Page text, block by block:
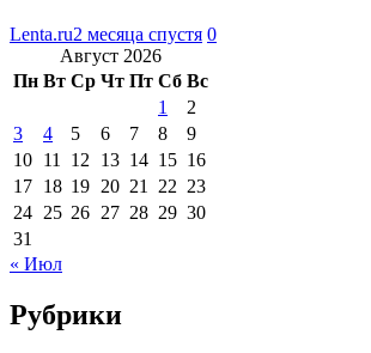
Lenta.ru2 месяца спустя 0
Август 2026
Пн Вт Ср Чт Пт Сб Вс
1
2
3
4 5 6 7 8
9
10 11 12 13 14 15 16
17 18 19 20 21 22 23
24 25 26 27 28 29 30
31
« Июл
Рубрики